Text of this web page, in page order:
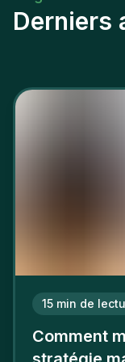
Derniers
15 min de
Comment